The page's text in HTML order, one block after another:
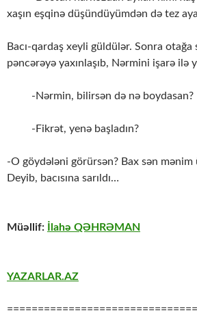
xaşın eşqinə düşündüyümdən də tez
Bacı-qardaş xeyli güldülər. Sonra
pəncərəyə yaxınlaşıb, Nərmini işarə ilə
-Nərmin, bilirsən də nə boydasan?
-Fikrət, yenə başladın?
-O göydələni görürsən? Bax sən mənim
Deyib, bacısına sarıldı…
Müəllif: İlahə QƏHRƏMAN
YAZARLAR.AZ